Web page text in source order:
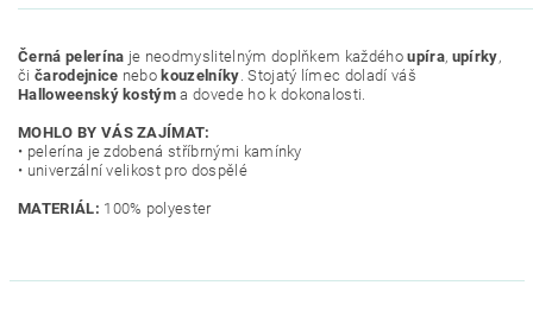
Černá pelerína je neodmyslitelným doplňkem každéhoupíra, upírky,
či čarodejnice nebo kouzelníky. Stojatý límec doladí váš
Halloweenský kostým a dovede ho k dokonalosti.
MOHLO BY VÁS ZAJÍMAT:
• pelerína je zdobená stříbrnými kamínky
• univerzální velikost pro dospělé
MATERIÁL: 100% polyester